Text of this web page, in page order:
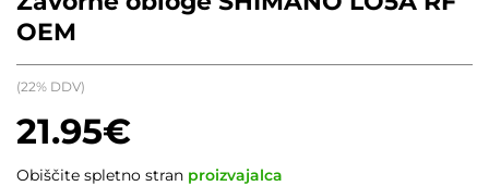
OEM
21.95€
(22% DDV)
Obiščite spletno stran proizvajalca